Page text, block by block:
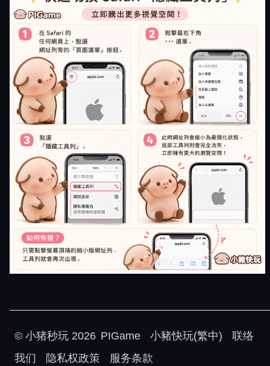
© 小猪秒玩 2026 PIGame 小豬快玩(繁中)
联络
我们
隐私权政策 服务条款